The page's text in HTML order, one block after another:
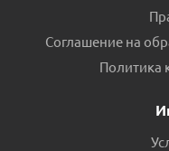
Соглашение на
Политика